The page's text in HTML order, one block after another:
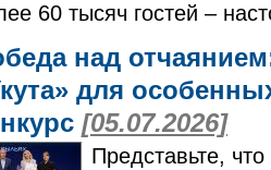
60 тысяч гостей –
над
для
[05.07.2026]
Представьте,